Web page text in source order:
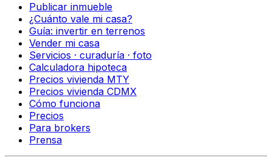
Publicar inmueble
¿Cuánto vale mi casa?
Guía: invertir en terrenos
Vender mi casa
Servicios · curaduría · foto
Calculadora hipoteca
Precios vivienda MTY
Precios vivienda CDMX
Cómo funciona
Precios
Para brokers
Prensa